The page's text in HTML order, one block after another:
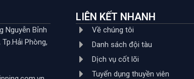
Nguyễn Bỉnh
Phòng,
LIÊN KẾT NHANH
Về chúng tôi
Danh sách đội tàu
Dịch vụ cốt lõi
Tuyển dụng thuyền viên